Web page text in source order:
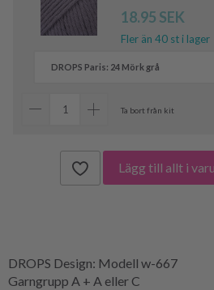
18.95 SEK
Fler än 40 st i lager
Ta bort från kit
Lägg till allt i
DROPS Design: Modell w-667
Garngrupp A + A eller C